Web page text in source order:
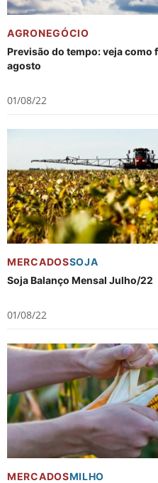
AGRONEGÓCIO
Previsão do tempo: veja
agosto
01/08/22
MERCADOSSOJA
Soja Balanço Mensal Julho/22
01/08/22
MERCADOSMILHO